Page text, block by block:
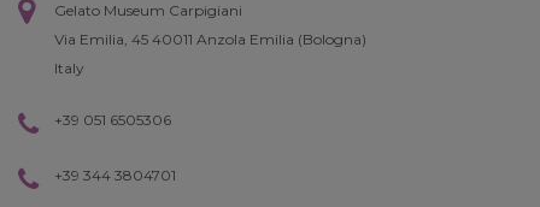
Gelato Museum Carpigiani
Via Emilia, 45 40011 Anzola Emilia (Bologna)
Italy
+39 051 6505306
+39 344 3804701